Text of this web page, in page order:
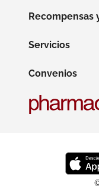
Recompensas
Servicios
Convenios